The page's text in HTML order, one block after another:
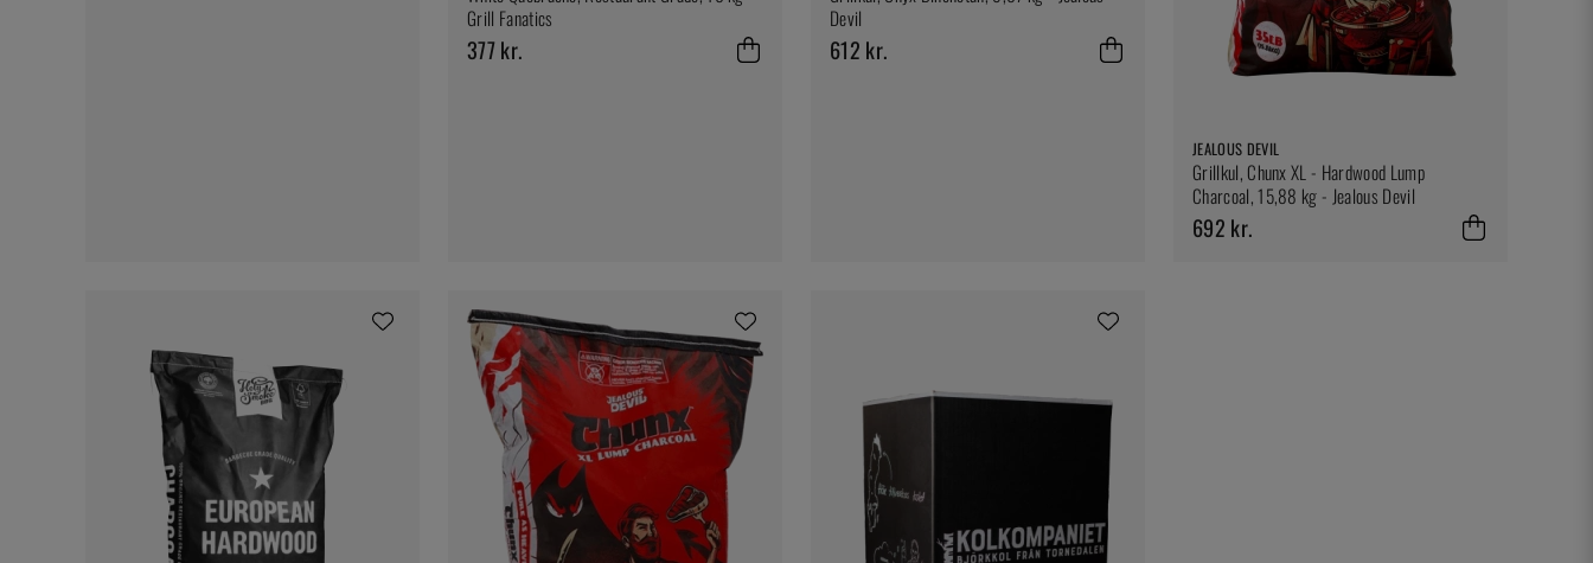
Grill Fanatics
377 kr.
Devil
612 kr.
JEALOUS DEVIL
Grillkul, Chunx XL - Hardwood Lump
Charcoal, 15,88 kg - Jealous Devil
692 kr.